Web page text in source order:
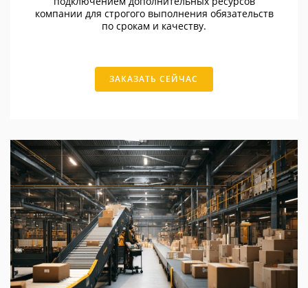
компании для строгого выполнения обязательств
по срокам и качеству.
ЗАКАЗАТЬ СЕЙЧАС